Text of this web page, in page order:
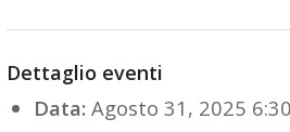
Dettaglio eventi
Data: Agosto 31, 2025